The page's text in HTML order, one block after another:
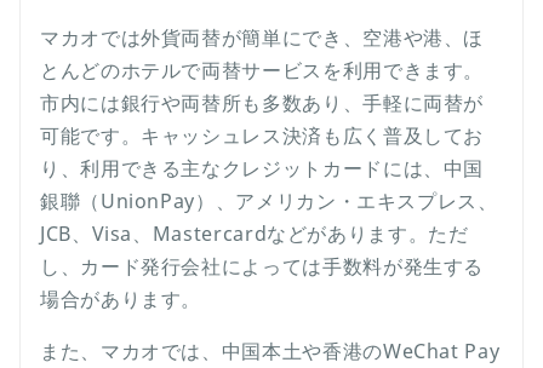
マカオでは外貨両替が簡単にでき、空港や港、ほ
とんどのホテルで両替サービスを利用できます。
市内には銀行や両替所も多数あり、手軽に両替が
可能です。キャッシュレス決済も広く普及してお
り、利用できる主なクレジットカードには、中国
銀聯（UnionPay）、アメリカン・エキスプレス、
JCB、Visa、Mastercardなどがあります。ただ
し、カード発行会社によっては手数料が発生する
場合があります。
また、マカオでは、中国本土や香港のWeChat Pay